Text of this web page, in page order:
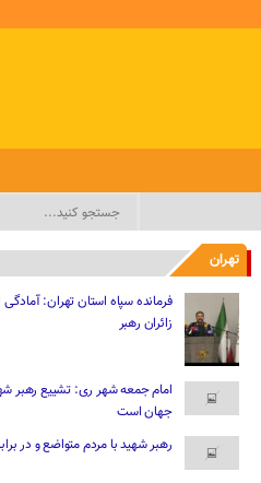
تهران
فرمانده سپاه استان تهران: آمادگی
زائران رهبر
امام جمعه شهر ری: تشییع رهبر
جهان است
رهبر شهید با مردم متواضع و در